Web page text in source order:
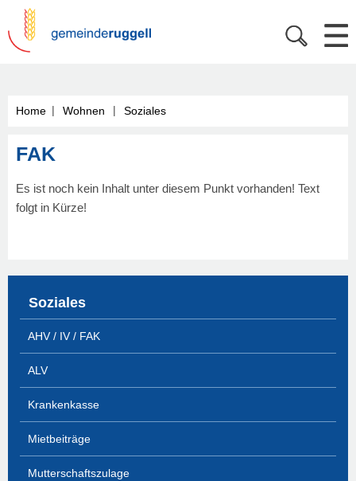
Home | Wohnen | Soziales
FAK
Es ist noch kein Inhalt unter diesem Punkt vorhanden! Text
folgt in Kürze!
Soziales
AHV / IV / FAK
ALV
Krankenkasse
Mietbeiträge
Mutterschaftszulage